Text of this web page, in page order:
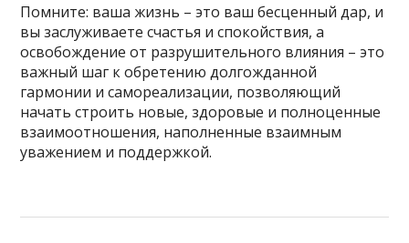
Помните: ваша жизнь – это ваш бесценный дар, и
вы заслуживаете счастья и спокойствия, а
освобождение от разрушительного влияния – это
важный шаг к обретению долгожданной
гармонии и самореализации, позволяющий
начать строить новые, здоровые и полноценные
взаимоотношения, наполненные взаимным
уважением и поддержкой.